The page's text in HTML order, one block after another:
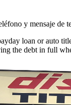
y mensaje de
loan or auto
the debt in full